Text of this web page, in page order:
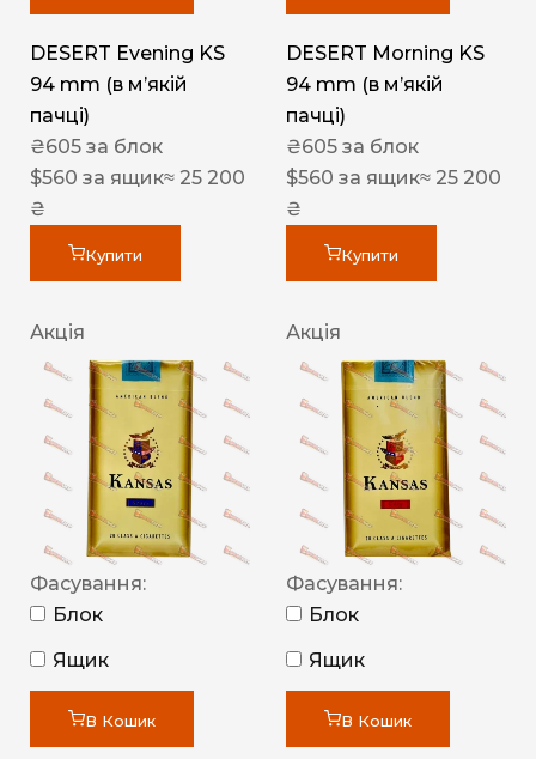
DESERT Evening KS
94 mm (в мʼякій
пачці)
₴605 за блок
$560 за ящик≈ 25 200
₴
Купити
DESERT Morning KS
94 mm (в мʼякій
пачці)
₴605 за блок
$560 за ящик≈ 25 200
₴
Купити
Акція
Фасування:
Блок
Ящик
В Кошик
Акція
Фасування:
Блок
Ящик
В Кошик